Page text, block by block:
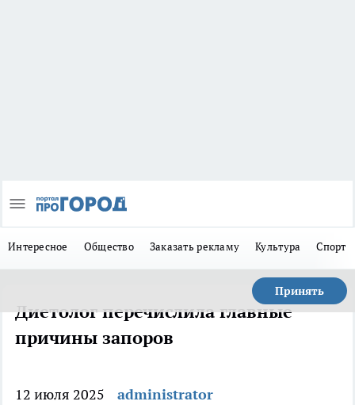
Интересное Общество Заказать рекламу Культура Спорт
Принять
Диетолог перечислила главные
причины запоров
12 июля 2025 administrator